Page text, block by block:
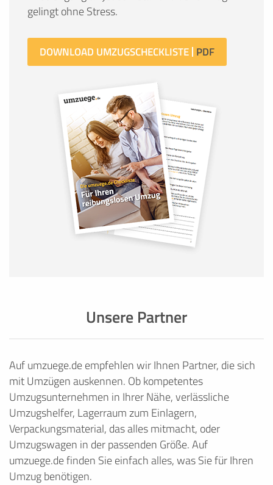
gelingt ohne Stress.
DOWNLOAD UMZUGSCHECKLISTE
Unsere Partner
Auf umzuege.de empfehlen wir Ihnen Partner, die sich
mit Umzügen auskennen. Ob kompetentes
Umzugsunternehmen in Ihrer Nähe, verlässliche
Umzugshelfer, Lagerraum zum Einlagern,
Verpackungsmaterial, das alles mitmacht, oder
Umzugswagen in der passenden Größe. Auf
umzuege.de finden Sie einfach alles, was Sie für Ihren
Umzug benötigen.